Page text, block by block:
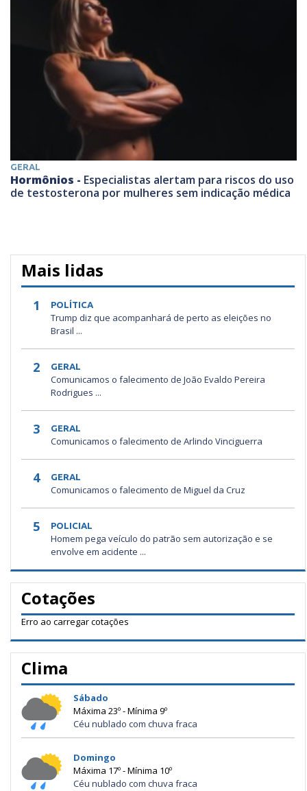
GERAL
Hormônios - Especialistas alertam para riscos do uso
de testosterona por mulheres sem indicação médica
Mais lidas
1 POLÍTICA
Trump diz que acompanhará de perto as eleições no
Brasil ...
2 GERAL
Comunicamos o falecimento de João Evaldo Pereira
Rodrigues ...
3 GERAL
Comunicamos o falecimento de Arlindo Vinciguerra
4 GERAL
Comunicamos o falecimento de Miguel da Cruz
5 POLICIAL
Homem pega veículo do patrão sem autorização e se
envolve em acidente ...
Cotações
Erro ao carregar cotações
Clima
Sábado
Máxima 23º - Mínima 9º
Céu nublado com chuva fraca
Domingo
Máxima 17º - Mínima 10º
Céu nublado com chuva fraca